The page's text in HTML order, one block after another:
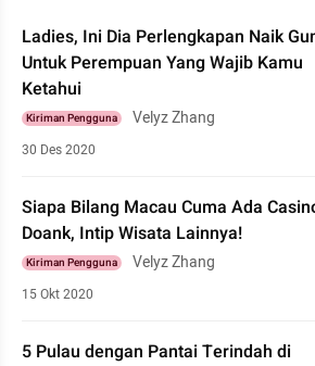
Ladies, Ini Dia Perlengkapan Naik
Untuk Perempuan Yang Wajib Kamu
Ketahui
Kiriman Pengguna Velyz Zhang
30 Des 2020
Siapa Bilang Macau Cuma Ada
Doank, Intip Wisata Lainnya!
Kiriman Pengguna Velyz Zhang
15 Okt 2020
5 Pulau dengan Pantai Terindah di